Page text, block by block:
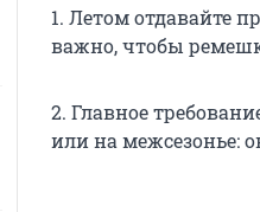
1. Летом отдавайте
важно, чтобы
2. Главное
или на межсезонье: